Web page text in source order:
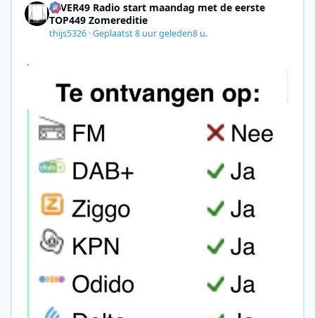
4EVER49 Radio start maandag met de eerste
TOP449 Zomereditie
thijs5326 ·Geplaatst8 uur geleden8 u.
.